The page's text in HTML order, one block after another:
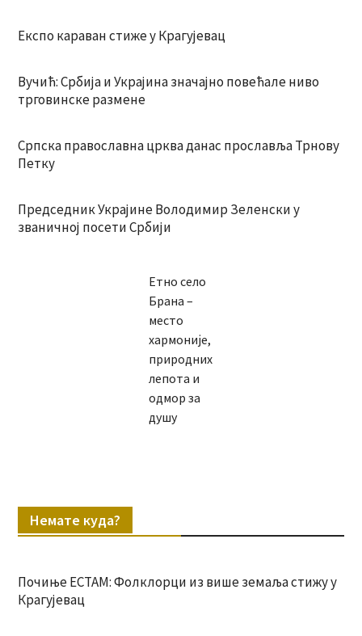
Експо караван стиже у Крагујевац
Вучић: Србија и Украјина значајно повећале ниво
трговинске размене
Српска православна црква данас прославља Трнову
Петку
Председник Украјине Володимир Зеленски у
званичној посети Србији
Етно село
Брана –
место
хармоније,
природних
лепота и
одмор за
душу
Немате куда?
Почиње ЕСТАМ: Фолклорци из више земаља стижу у
Крагујевац